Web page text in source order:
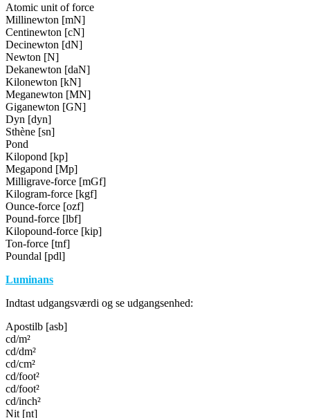
Atomic unit of force
Millinewton [mN]
Centinewton [cN]
Decinewton [dN]
Newton [N]
Dekanewton [daN]
Kilonewton [kN]
Meganewton [MN]
Giganewton [GN]
Dyn [dyn]
Sthène [sn]
Pond
Kilopond [kp]
Megapond [Mp]
Milligrave-force [mGf]
Kilogram-force [kgf]
Ounce-force [ozf]
Pound-force [lbf]
Kilopound-force [kip]
Ton-force [tnf]
Poundal [pdl]
Luminans
Indtast udgangsværdi og se udgangsenhed:
Apostilb [asb]
cd/m²
cd/dm²
cd/cm²
cd/foot²
cd/foot²
cd/inch²
Nit [nt]